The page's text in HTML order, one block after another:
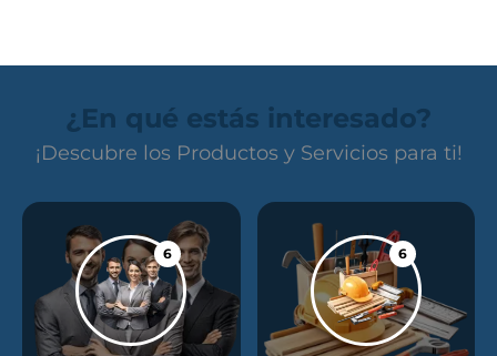
¿En qué estás interesado?
¡Descubre los Productos y Servicios para ti!
6 6